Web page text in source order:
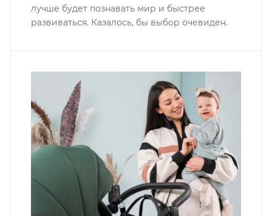
лучше будет познавать мир и быстрее
развиваться. Казалось, бы выбор очевиден.